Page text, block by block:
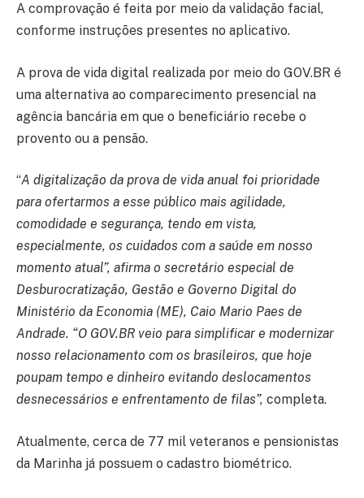
A comprovação é feita por meio da validação facial,
conforme instruções presentes no aplicativo.
A prova de vida digital realizada por meio do GOV.BR é
uma alternativa ao comparecimento presencial na
agência bancária em que o beneficiário recebe o
provento ou a pensão.
“A digitalização da prova de vida anual foi prioridade
para ofertarmos a esse público mais agilidade,
comodidade e segurança, tendo em vista,
especialmente, os cuidados com a saúde em nosso
momento atual”, afirma o secretário especial de
Desburocratização, Gestão e Governo Digital do
Ministério da Economia (ME), Caio Mario Paes de
Andrade. “O GOV.BR veio para simplificar e modernizar
nosso relacionamento com os brasileiros, que hoje
poupam tempo e dinheiro evitando deslocamentos
desnecessários e enfrentamento de filas”, completa.
Atualmente, cerca de 77 mil veteranos e pensionistas
da Marinha já possuem o cadastro biométrico.